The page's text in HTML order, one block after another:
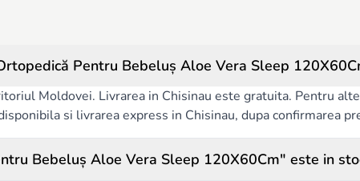
Pentru Bebeluș Aloe Vera Sleep
Moldovei. Livrarea in Chisinau este gratuita. Pentru
si livrarea express in Chisinau, dupa confirmarea
Bebeluș Aloe Vera Sleep 120X60Cm" este in